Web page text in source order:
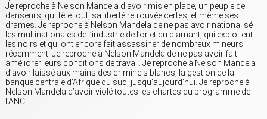
Je reproche à Nelson Mandela d’avoir mis en place, un peuple de
danseurs, qui fête tout, sa liberté retrouvée certes, et même ses
drames. Je reproche à Nelson Mandela de ne pas avoir nationalisé
les multinationales de l’industrie de l’or et du diamant, qui exploitent
les noirs et qui ont encore fait assassiner de nombreux mineurs
récemment. Je reproche à Nelson Mandela de ne pas avoir fait
améliorer leurs conditions de travail. Je reproche à Nelson Mandela
d’avoir laissé aux mains des criminels blancs, la gestion de la
banque centrale d’Afrique du sud, jusqu’aujourd’hui. Je reproche à
Nelson Mandela d’avoir violé toutes les chartes du programme de
l’ANC.